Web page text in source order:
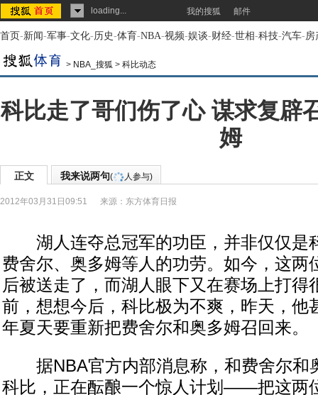
loading... 我的搜狐 邮件
首页-新闻-军事-文化-历史-体育-NBA-视频-娱谈-财经-世相-科技-汽车-房
> NBA_搜狐 > 科比动态
科比走了哥们伤了心 谋求复辟
姆
正文 我来说两句( 人参与)
2012年03月31日09:51 来源： 东方体育日报
湖人连夺总冠军的功臣，并非仅仅是
费舍尔、奥多姆等人的功劳。如今，这两
后被送走了，而湖人眼下又在赛场上打得
前，想想今后，科比极为不爽，昨天，他
年夏天要重新把费舍尔和奥多姆召回来。
据NBA官方内部消息称，和费舍尔和
科比，正在酝酿一个惊人计划——把这两